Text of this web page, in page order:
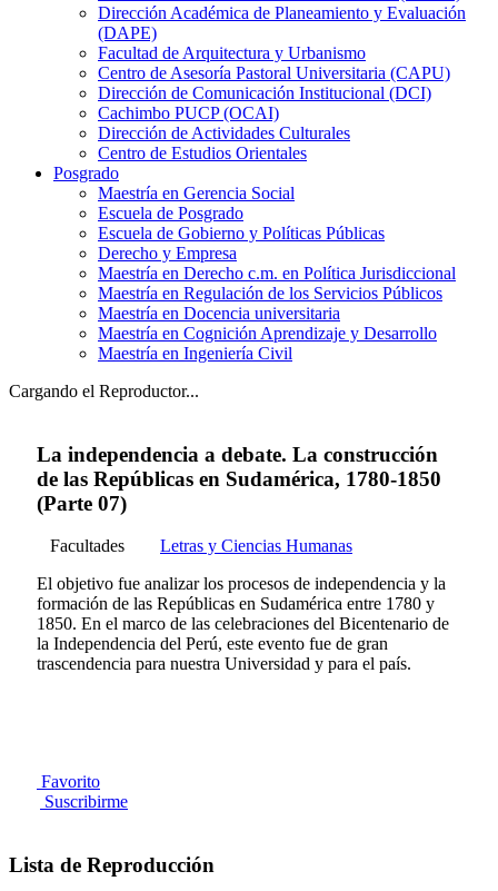
Dirección Académica de Planeamiento y Evaluación
(DAPE)
Facultad de Arquitectura y Urbanismo
Centro de Asesoría Pastoral Universitaria (CAPU)
Dirección de Comunicación Institucional (DCI)
Cachimbo PUCP (OCAI)
Dirección de Actividades Culturales
Centro de Estudios Orientales
Posgrado
Maestría en Gerencia Social
Escuela de Posgrado
Escuela de Gobierno y Políticas Públicas
Derecho y Empresa
Maestría en Derecho c.m. en Política Jurisdiccional
Maestría en Regulación de los Servicios Públicos
Maestría en Docencia universitaria
Maestría en Cognición Aprendizaje y Desarrollo
Maestría en Ingeniería Civil
Cargando el Reproductor...
La independencia a debate. La construcción
de las Repúblicas en Sudamérica, 1780-1850
(Parte 07)
Facultades
Letras y Ciencias Humanas
El objetivo fue analizar los procesos de independencia y la
formación de las Repúblicas en Sudamérica entre 1780 y
1850. En el marco de las celebraciones del Bicentenario de
la Independencia del Perú, este evento fue de gran
trascendencia para nuestra Universidad y para el país.
Favorito
Suscribirme
Lista de Reproducción